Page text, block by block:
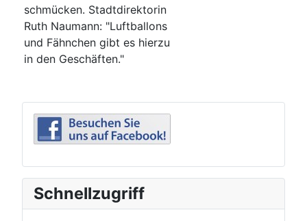
schmücken. Stadtdirektorin
Ruth Naumann: "Luftballons
und Fähnchen gibt es hierzu
in den Geschäften."
Schnellzugriff